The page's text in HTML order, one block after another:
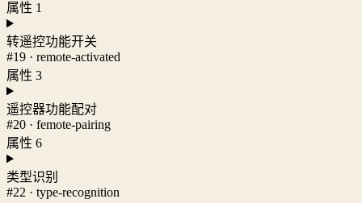
属性 1
转遥控功能开关
#19 · remote-activated
属性 3
遥控器功能配对
#20 · femote-pairing
属性 6
类型识别
#22 · type-recognition